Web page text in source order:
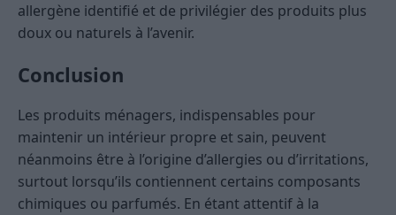
allergène identifié et de privilégier des produits plus
doux ou naturels à l’avenir.
Conclusion
Les produits ménagers, indispensables pour
maintenir un intérieur propre et sain, peuvent
néanmoins être à l’origine d’allergies ou d’irritations,
surtout lorsqu’ils contiennent certains composants
chimiques ou parfumés. En étant attentif à la